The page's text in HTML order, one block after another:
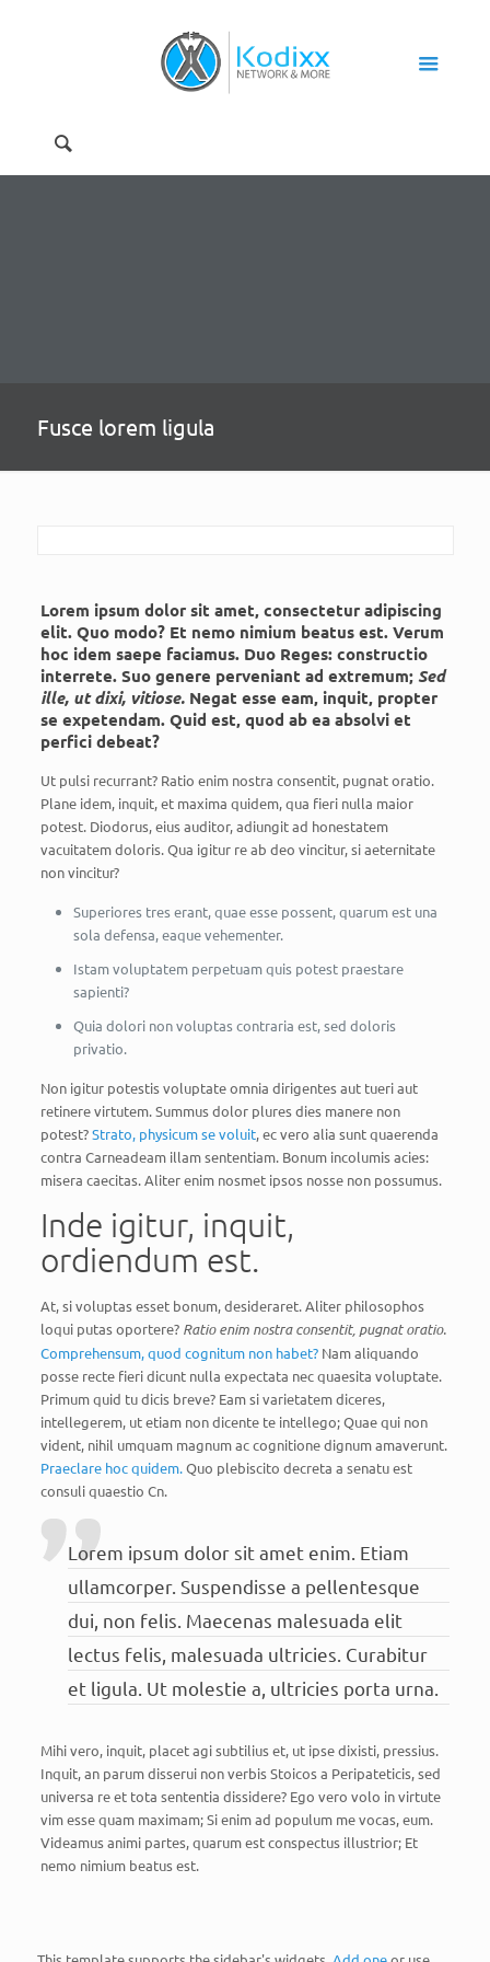
Fusce lorem ligula
Lorem ipsum dolor sit amet, consectetur adipiscing
elit. Quo modo? Et nemo nimium beatus est.Verum
hoc idem saepe faciamus. Duo Reges: constructio
interrete. Suo genere perveniant ad extremum;Sed
ille, ut dixi, vitiose. Negat esse eam, inquit, propter
se expetendam. Quid est, quod ab ea absolvi et
perfici debeat?
Ut pulsi recurrant? Ratio enim nostra consentit, pugnat oratio.
Plane idem, inquit, et maxima quidem, qua fieri nulla maior
potest. Diodorus, eius auditor, adiungit ad honestatem
vacuitatem doloris. Qua igitur re ab deo vincitur, si aeternitate
non vincitur?
Superiores tres erant, quae esse possent, quarum est una
sola defensa, eaque vehementer.
Istam voluptatem perpetuam quis potest praestare
sapienti?
Quia dolori non voluptas contraria est, sed doloris
privatio.
Non igitur potestis voluptate omnia dirigentes aut tueri aut
retinere virtutem. Summus dolor plures dies manere non
potest?Strato, physicum se voluit, ec vero alia sunt quaerenda
contra Carneadeam illam sententiam. Bonum incolumis acies:
misera caecitas. Aliter enim nosmet ipsos nosse non possumus.
Inde igitur, inquit,
ordiendum est.
At, si voluptas esset bonum, desideraret. Aliter philosophos
loqui putas oportere? Ratio enim nostra consentit, pugnat oratio.
Comprehensum, quod cognitum non habet? Nam aliquando
posse recte fieri dicunt nulla expectata nec quaesita voluptate.
Primum quid tu dicis breve? Eam si varietatem diceres,
intellegerem, ut etiam non dicente te intellego; Quae qui non
vident, nihil umquam magnum ac cognitione dignum amaverunt.
Praeclare hoc quidem.Quo plebiscito decreta a senatu est
consuli quaestio Cn.
Lorem ipsum dolor sit amet enim. Etiam
ullamcorper. Suspendisse a pellentesque
dui, non felis. Maecenas malesuada elit
lectus felis, malesuada ultricies. Curabitur
et ligula. Ut molestie a, ultricies porta urna.
Mihi vero, inquit, placet agi subtilius et, ut ipse dixisti, pressius.
Inquit, an parum disserui non verbis Stoicos a Peripateticis, sed
universa re et tota sententia dissidere? Ego vero volo in virtute
vim esse quam maximam; Si enim ad populum me vocas, eum.
Videamus animi partes, quarum est conspectus illustrior; Et
nemo nimium beatus est.